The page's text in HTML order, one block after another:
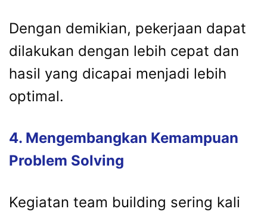
Dengan demikian, pekerjaan dapat
dilakukan dengan lebih cepat dan
hasil yang dicapai menjadi lebih
optimal.
4. Mengembangkan Kemampuan
Problem Solving
Kegiatan team building sering kali